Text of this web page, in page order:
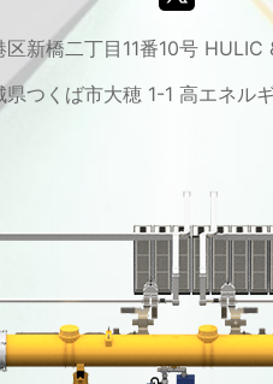
新橋二丁目11番10号
つくば市大穂 1-1 高エネル